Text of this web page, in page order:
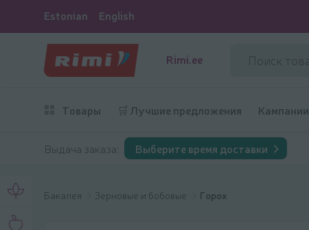
Estonian English
Rimi.ee
Товары 🛒 Лучшие предложения Кампании
Выдача заказа: Выберите время доставки
Бакалея Зерновые и бобовые Горох